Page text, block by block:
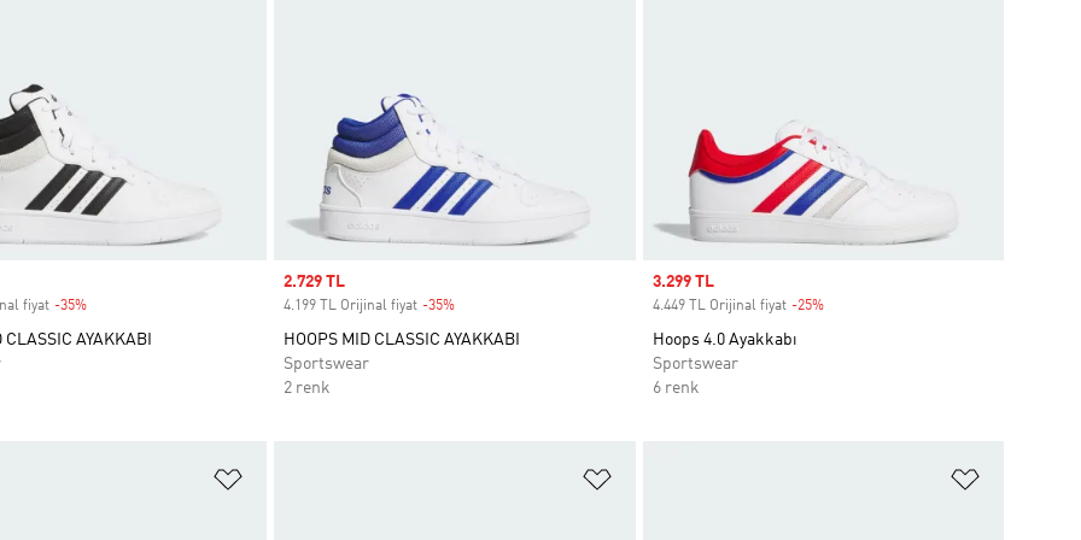
fiyat -35%Discount
CLASSIC AYAKKABI
Sale price
2.729 TL
4.199 TL Orijinal fiyat -35%
HOOPS MID CLASSIC AYAKKABI
Sportswear
2 renk
Sale price
3.299 TL
4.449 TL Orijinal fiyat -25%Discount
Hoops 4.0 Ayakkabı
Sportswear
6 renk